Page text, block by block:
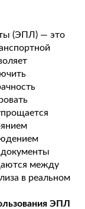
(ЭПЛ) — это
между
в реальном
ЭПЛ